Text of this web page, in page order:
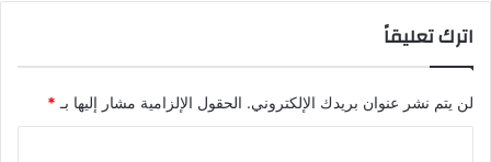
اترك تعليقاً
لن يتم نشر عنوان بريدك الإلكتروني. الحقول الإلزامية مشار إليها بـ *